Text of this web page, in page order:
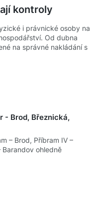
kontroly
i právnické osoby na
Od dubna
na správné nakládání s
- Brod, Březnická,
– Brod, Příbram IV –
Barandov ohledně